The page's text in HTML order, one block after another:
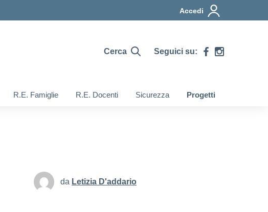
Accedi
Cerca Seguici su:
R.E. Famiglie R.E. Docenti Sicurezza Progetti
da Letizia D'addario